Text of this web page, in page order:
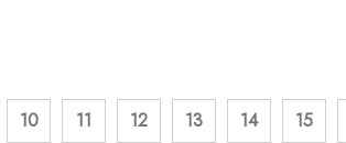
10 11 12 13 14 15